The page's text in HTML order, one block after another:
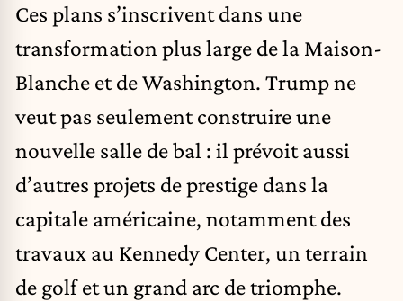
Ces plans s’inscrivent dans une
transformation plus large de la Maison-
Blanche et de Washington. Trump ne
veut pas seulement construire une
nouvelle salle de bal : il prévoit aussi
d’autres projets de prestige dans la
capitale américaine, notamment des
travaux au Kennedy Center, un terrain
de golf et un grand arc de triomphe.